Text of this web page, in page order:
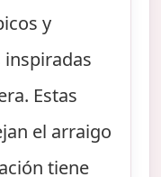
y
Estas
el arraigo
tiene